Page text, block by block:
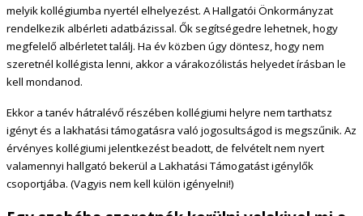
melyik kollégiumba nyertél elhelyezést. A Hallgatói Önkormányzat
rendelkezik albérleti adatbázissal. Ők segítségedre lehetnek, hogy
megfelelő albérletet találj. Ha év közben úgy döntesz, hogy nem
szeretnél kollégista lenni, akkor a várakozólistás helyedet írásban le
kell mondanod.
Ekkor a tanév hátralévő részében kollégiumi helyre nem tarthatsz
igényt és a lakhatási támogatásra való jogosultságod is megszűnik. Az
érvényes kollégiumi jelentkezést beadott, de felvételt nem nyert
valamennyi hallgató bekerül a Lakhatási Támogatást igénylők
csoportjába. (Vagyis nem kell külön igényelni!)